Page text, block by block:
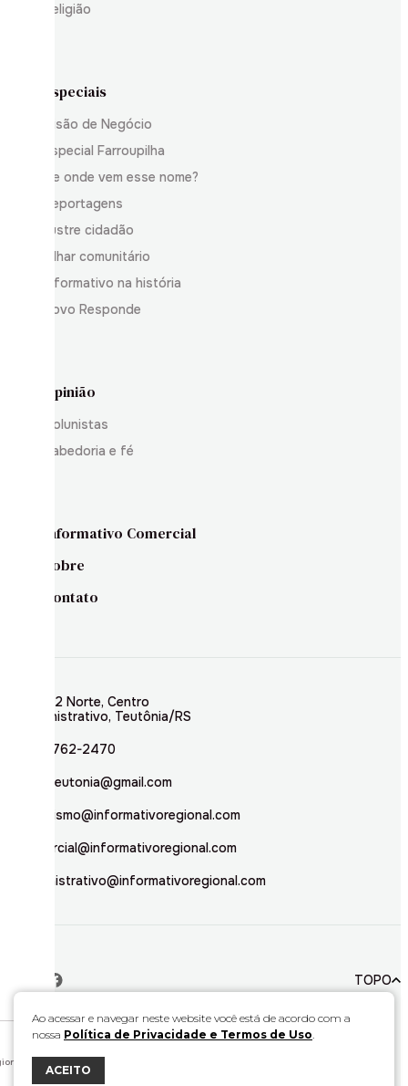
Ao acessar e navegar neste website você está de acordo com a
nossa Política de Privacidade e Termos de Uso.
ACEITO
Religião
Especiais
Visão de Negócio
Especial Farroupilha
De onde vem esse nome?
Reportagens
Ilustre cidadão
Olhar comunitário
Informativo na história
Povo Responde
Opinião
Colunistas
Sabedoria e fé
Informativo Comercial
Sobre
Contato
Rua 02 Norte, Centro
Administrativo, Teutônia/RS
(51) 3762-2470
inforteutonia@gmail.com
jornalismo@informativoregional.com
comercial@informativoregional.com
administrativo@informativoregional.com
TOPO
© 2026. Todos direitos reservados a Informativo Regional.
redistribuído sem autorização.
Desenvolvido porBravo Interativa.